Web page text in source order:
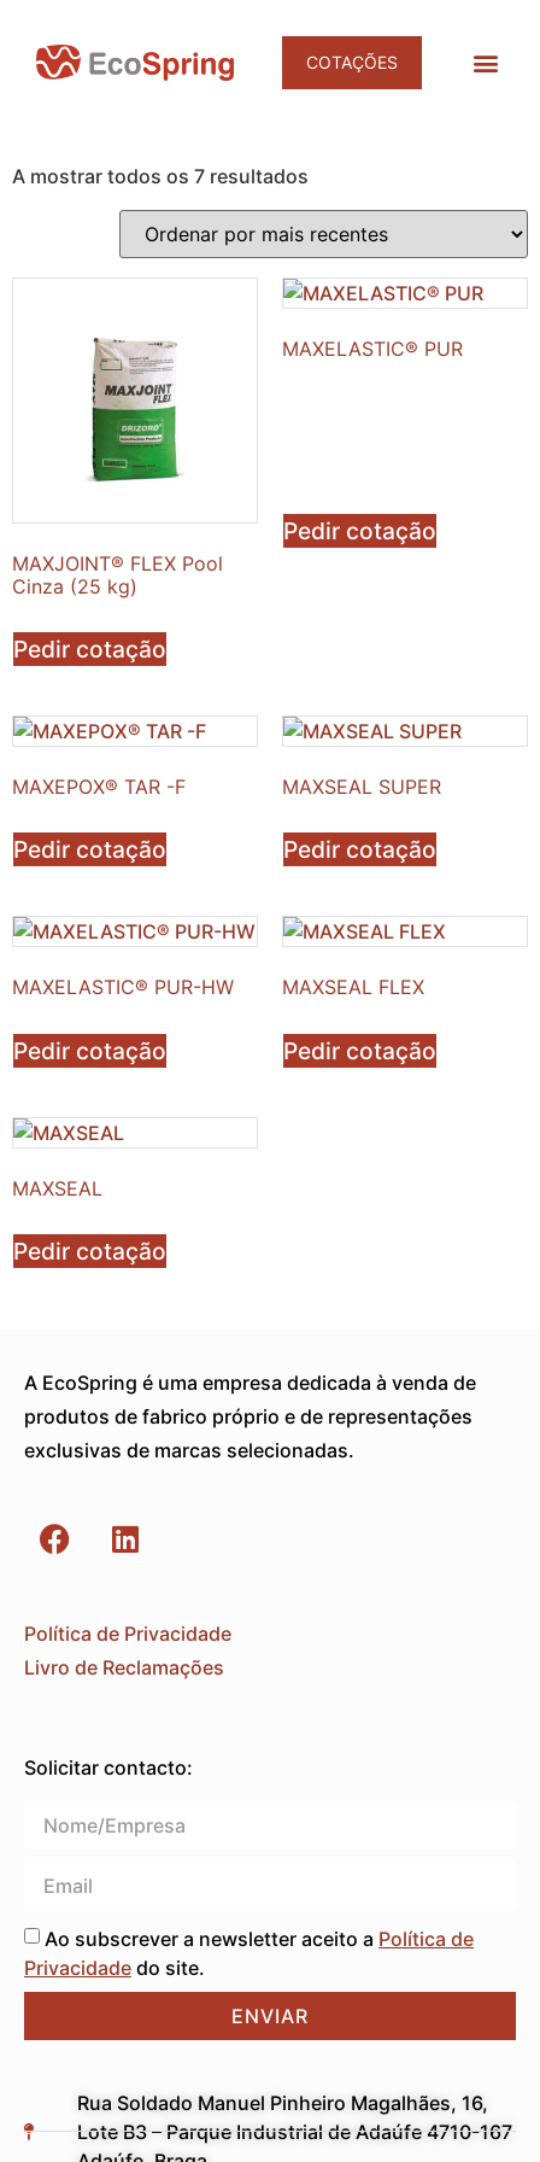
COTAÇÕES
A mostrar todos os 7 resultados
MAXJOINT® FLEX Pool
Cinza (25 kg)
Pedir cotação
MAXELASTIC® PUR
Pedir cotação
MAXEPOX® TAR -F
Pedir cotação
MAXSEAL SUPER
Pedir cotação
MAXELASTIC® PUR-HW
Pedir cotação
MAXSEAL FLEX
Pedir cotação
MAXSEAL
Pedir cotação
A EcoSpring é uma empresa dedicada à venda de
produtos de fabrico próprio e de representações
exclusivas de marcas selecionadas.
Política de Privacidade
Livro de Reclamações
Solicitar contacto:
Ao subscrever a newsletter aceito a Política de
Privacidade do site.
ENVIAR
Rua Soldado Manuel Pinheiro Magalhães, 16,
Lote B3 – Parque Industrial de Adaúfe 4710-167